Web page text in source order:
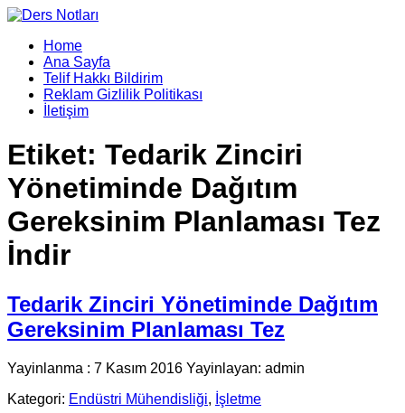
Home
Ana Sayfa
Telif Hakkı Bildirim
Reklam Gizlilik Politikası
İletişim
Etiket: Tedarik Zinciri
Yönetiminde Dağıtım
Gereksinim Planlaması Tez
İndir
Tedarik Zinciri Yönetiminde Dağıtım
Gereksinim Planlaması Tez
Yayinlanma : 7 Kasım 2016 Yayinlayan: admin
Kategori: Endüstri Mühendisliği, İşletme